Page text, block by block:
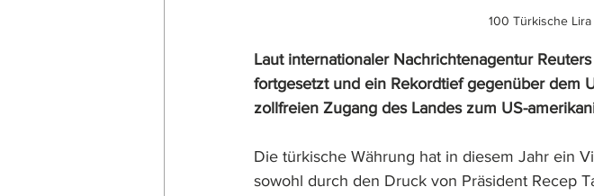
100 Türkische
Laut internationaler Nachrichtenagentur
fortgesetzt und ein Rekordtief gegenüber dem
zollfreien Zugang des Landes zum US-
Die türkische Währung hat in diesem Jahr ein
sowohl durch den Druck von Präsident Recep